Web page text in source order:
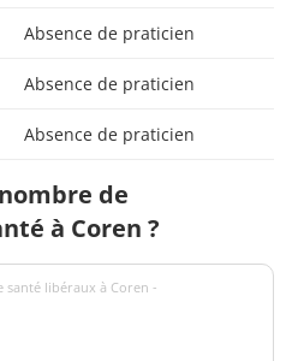
Absence de praticien
Absence de praticien
Absence de praticien
de
à Coren ?
libéraux à Coren -